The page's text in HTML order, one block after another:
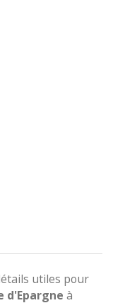
utiles pour
d'Epargne à